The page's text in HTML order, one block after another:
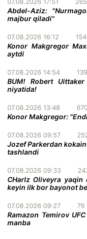
07.08.2026 17:51 265
Abdel-Aziz:
majbur qiladi"
07.08.2026 16:12
Konor Makgregor
aytdi
07.08.2026 14:54
BUM! Robert
niyatida!
07.08.2026 13:48
Konor Makgregor:
07.08.2026 09:57
Jozef Parkerdan
tashlandi
07.08.2026 09:33
CHarlz Oliveyra
keyin ilk bor bayonot
07.08.2026 09:27 79
Ramazon Temirov
manba